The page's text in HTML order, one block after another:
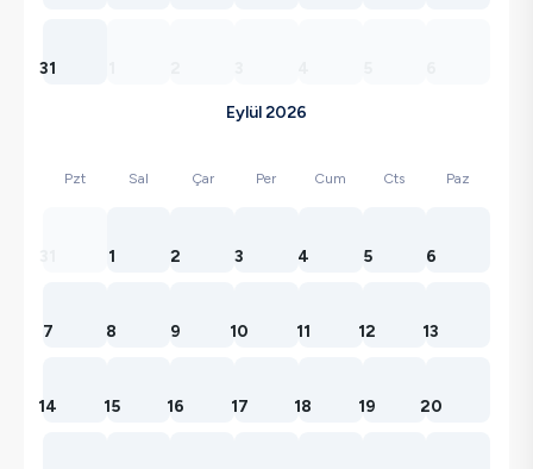
31
Eylül 2026
Pzt Sal Çar Per Cum Cts Paz
1 2 3 4 5 6
7 8 9 10 11 12 13
14 15 16 17 18 19 20